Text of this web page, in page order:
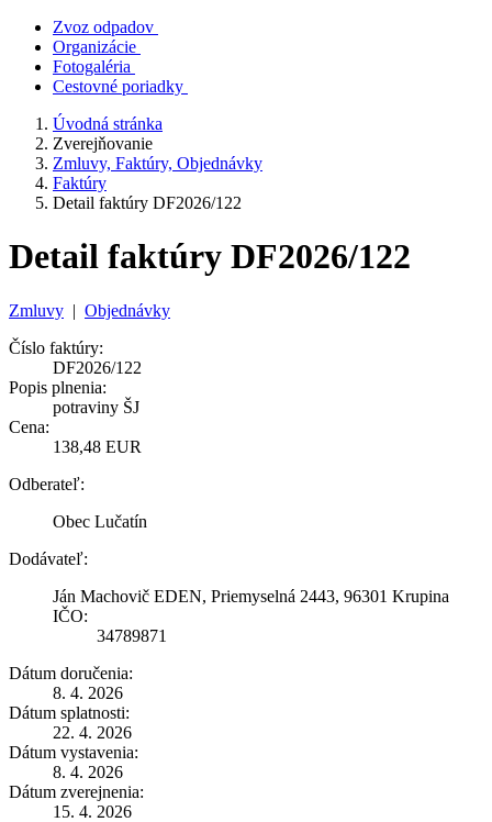
Zvoz odpadov
Organizácie
Fotogaléria
Cestovné poriadky
Úvodná stránka
Zverejňovanie
Zmluvy, Faktúry, Objednávky
Faktúry
Detail faktúry DF2026/122
Detail faktúry DF2026/122
Zmluvy | Objednávky
Číslo faktúry:
DF2026/122
Popis plnenia:
potraviny ŠJ
Cena:
138,48 EUR
Odberateľ:
Obec Lučatín
Dodávateľ:
Ján Machovič EDEN, Priemyselná 2443, 96301 Krupina
IČO:
34789871
Dátum doručenia:
8. 4. 2026
Dátum splatnosti:
22. 4. 2026
Dátum vystavenia:
8. 4. 2026
Dátum zverejnenia:
15. 4. 2026